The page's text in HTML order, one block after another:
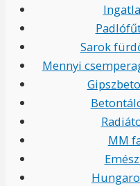
Sarok
Mennyi
MM